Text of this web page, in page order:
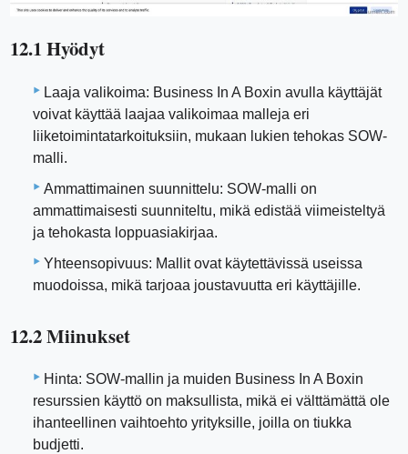
12.1 Hyödyt
Laaja valikoima: Business In A Boxin avulla käyttäjät
voivat käyttää laajaa valikoimaa malleja eri
liiketoimintatarkoituksiin, mukaan lukien tehokas SOW-
malli.
Ammattimainen suunnittelu: SOW-malli on
ammattimaisesti suunniteltu, mikä edistää viimeisteltyä
ja tehokasta loppuasiakirjaa.
Yhteensopivuus: Mallit ovat käytettävissä useissa
muodoissa, mikä tarjoaa joustavuutta eri käyttäjille.
12.2 Miinukset
Hinta: SOW-mallin ja muiden Business In A Boxin
resurssien käyttö on maksullista, mikä ei välttämättä ole
ihanteellinen vaihtoehto yrityksille, joilla on tiukka
budjetti.